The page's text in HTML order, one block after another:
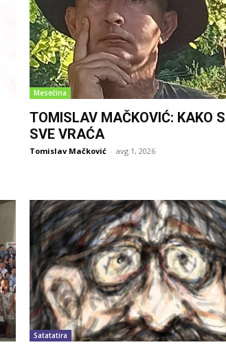
Mesečina
TOMISLAV MAČKOVIĆ: KAKO
SVE VRAĆA
Tomislav Mačković - avg 1, 2026
Satatatira